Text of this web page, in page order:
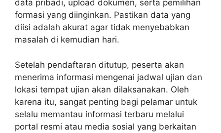
data pribadi, upload dokumen, serta pemilihan
formasi yang diinginkan. Pastikan data yang
diisi adalah akurat agar tidak menyebabkan
masalah di kemudian hari.
Setelah pendaftaran ditutup, peserta akan
menerima informasi mengenai jadwal ujian dan
lokasi tempat ujian akan dilaksanakan. Oleh
karena itu, sangat penting bagi pelamar untuk
selalu memantau informasi terbaru melalui
portal resmi atau media sosial yang berkaitan